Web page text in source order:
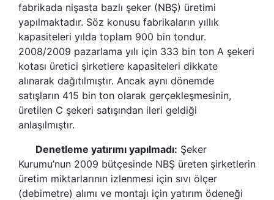
fabrikada nişasta bazlı şeker (NBŞ) üretimi
yapılmaktadır. Söz konusu fabrikaların yıllık
kapasiteleri yılda toplam 900 bin tondur.
2008/2009 pazarlama yılı için 333 bin ton A şekeri
kotası üretici şirketlere kapasiteleri dikkate
alınarak dağıtılmıştır. Ancak aynı dönemde
satışların 415 bin ton olarak gerçekleşmesinin,
üretilen C şekeri satışından ileri geldiği
anlaşılmıştır.
Denetleme yatırımı yapılmadı: Şeker
Kurumu’nun 2009 bütçesinde NBŞ üreten şirketlerin
üretim miktarlarının izlenmesi için sıvı ölçer
(debimetre) alımı ve montajı için yatırım ödeneği